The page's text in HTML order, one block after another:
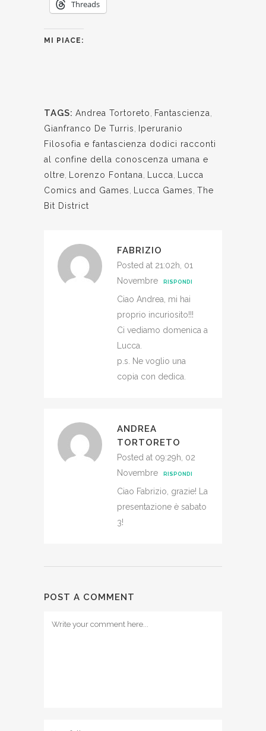
Threads
MI PIACE:
TAGS: Andrea Tortoreto Fantascienza
Gianfranco De Turris
Iperuranio
Filosofia e fantascienza dodici racconti
al confine della conoscenza umana e
oltre
Lorenzo Fontana Lucca
Lucca
Comics and Games
Lucca Games The
Bit District
FABRIZIO
Posted at 21:02h, 01
Novembre
RISPONDI
Ciao Andrea, mi hai
proprio incuriosito!!!
Ci vediamo domenica a
Lucca.
p.s. Ne voglio una
copia con dedica.
ANDREA
TORTORETO
Posted at 09:29h, 02
Novembre
RISPONDI
Ciao Fabrizio, grazie! La
presentazione è sabato
3!
POST A COMMENT